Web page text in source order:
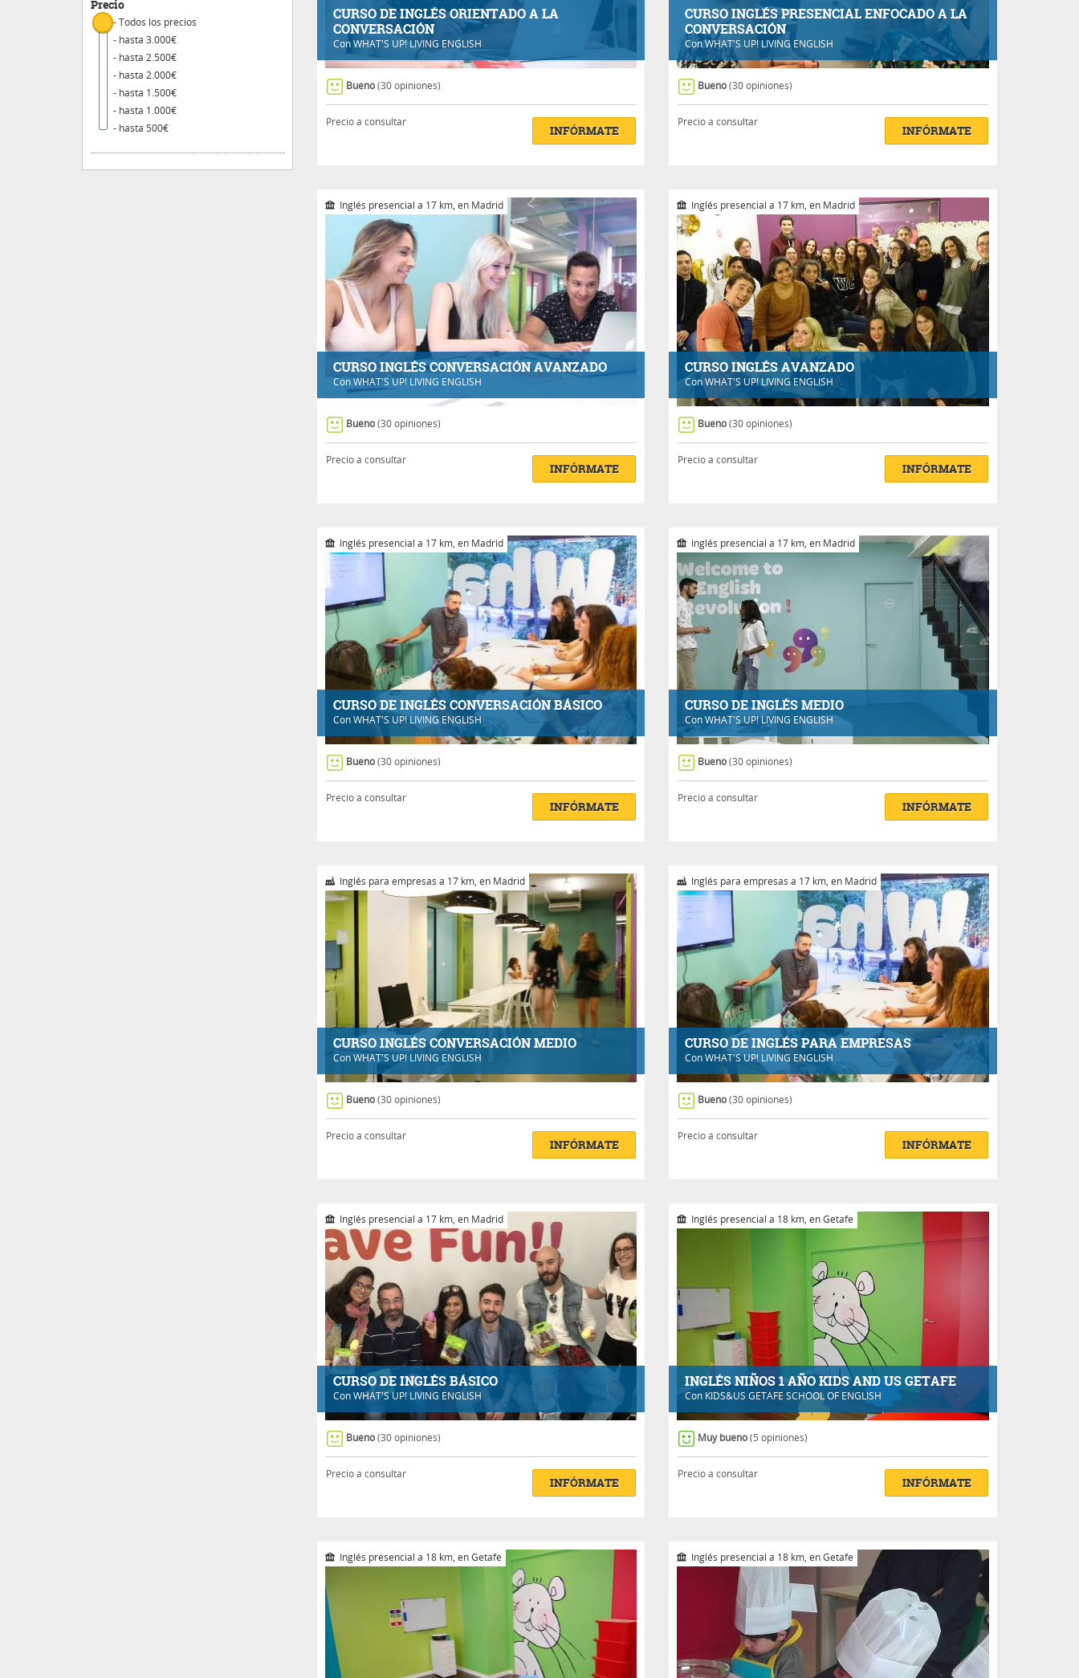
Precio
- Todos los precios
- hasta 3.000€
- hasta 2.500€
- hasta 2.000€
- hasta 1.500€
- hasta 1.000€
- hasta 500€
CURSO DE INGLÉS ORIENTADO A LA
CONVERSACIÓN
ConWHAT'S UP! LIVING ENGLISH
Bueno (30 opiniones)
Precio a consultar
INFÓRMATE
CURSO INGLÉS PRESENCIAL ENFOCADO A LA
CONVERSACIÓN
ConWHAT'S UP! LIVING ENGLISH
Bueno (30 opiniones)
Precio a consultar
INFÓRMATE
CURSO INGLÉS CONVERSACIÓN AVANZADO
ConWHAT'S UP! LIVING ENGLISH
Inglés presencial a 17 km, en Madrid
Bueno (30 opiniones)
Precio a consultar
INFÓRMATE
CURSO INGLÉS AVANZADO
ConWHAT'S UP! LIVING ENGLISH
Inglés presencial a 17 km, en Madrid
Bueno (30 opiniones)
Precio a consultar
INFÓRMATE
CURSO DE INGLÉS CONVERSACIÓN BÁSICO
ConWHAT'S UP! LIVING ENGLISH
Inglés presencial a 17 km, en Madrid
Bueno (30 opiniones)
Precio a consultar
INFÓRMATE
CURSO DE INGLÉS MEDIO
ConWHAT'S UP! LIVING ENGLISH
Inglés presencial a 17 km, en Madrid
Bueno (30 opiniones)
Precio a consultar
INFÓRMATE
CURSO INGLÉS CONVERSACIÓN MEDIO
ConWHAT'S UP! LIVING ENGLISH
Inglés para empresas a 17 km, en Madrid
Bueno (30 opiniones)
Precio a consultar
INFÓRMATE
CURSO DE INGLÉS PARA EMPRESAS
ConWHAT'S UP! LIVING ENGLISH
Inglés para empresas a 17 km, en Madrid
Bueno (30 opiniones)
Precio a consultar
INFÓRMATE
CURSO DE INGLÉS BÁSICO
ConWHAT'S UP! LIVING ENGLISH
Inglés presencial a 17 km, en Madrid
Bueno (30 opiniones)
Precio a consultar
INFÓRMATE
INGLÉS NIÑOS 1 AÑO KIDS AND US GETAFE
Con KIDS&US GETAFE SCHOOL OF ENGLISH
Inglés presencial a 18 km, en Getafe
Muy bueno (5 opiniones)
Precio a consultar
INFÓRMATE
Inglés presencial a 18 km, en Getafe Inglés presencial a 18 km, en Getafe